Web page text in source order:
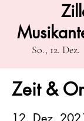
So., 12. Dez.
Zeit &